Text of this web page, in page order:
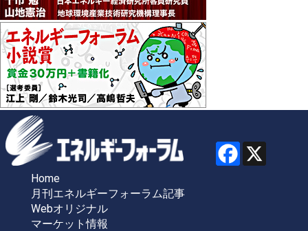
Home
月刊エネルギーフォーラム記事
Webオリジナル
マーケット情報